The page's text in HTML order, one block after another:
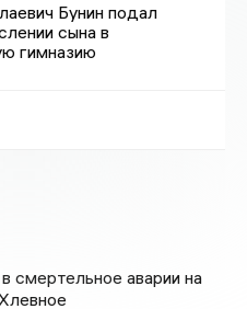
Бунин подал
сына в
гимназию
смертельное аварии на